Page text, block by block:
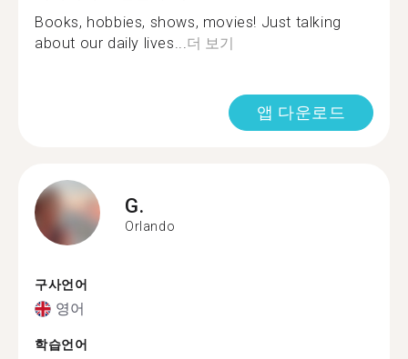
Books, hobbies, shows, movies! Just talking
about our daily lives... 더 보기
앱 다운로드
G.
Orlando
구사언어
영어
학습언어